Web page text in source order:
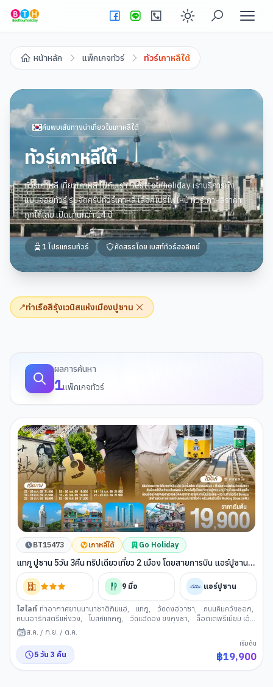
Enable dark
หน้าหลัก แพ็กเกจทัวร์ ทัวร์เกาหลีใต้
ค้นพบเส้นทางน่าเที่ยวในเกาหลีใต้
ทัวร์เกาหลีใต้
ทัวร์เกาหลี เที่ยวเกาหลี ไปกับเรา Besttourholiday เราบริการทั้ง
แบบจอยทัวร์ รับจัดกรุ๊ปทัวร์เกาหลี เลือกโปรไฟไหม้ ทัวร์เกาหลีราคา
ถูกได้เลย เปิดนานกว่า 14 ปี
1 โปรแกรมทัวร์ คัดสรรโดย เบสท์ทัวร์ฮอลิเดย์
📍ท่าเรือสีรุ้งเวนิสแห่งเมืองปูซาน
ผลการค้นหา
1แพ็คเกจทัวร์
BT15473 เกาหลีใต้ Go Holiday
แทกู ปูซาน 5วัน 3คืน ทริปเดียวเที่ยว 2 เมือง โดยสายการบิน แอร์ปูซาน
(BX)
9 มื้อ แอร์ปูซาน
ไฮไลท์ ท่าอากาศยานนานาชาติกิมแฮ, แทกู, วัดดงฮวาซา, ถนนคิมควังซอก,
ถนนอาร์ทสตรีแห่งวง, โบสถ์แทกกู, วัดแฮดอง ยงกุงซา,
ล็อตเตพรีเมียม เอ้
าเล็ , ตลาดนันโพดง
หาดแฮอีนแด
ท่าเรือจังนิม,
ท่าเรือสีรุ้งเวนิสแห่งเมืองปูซาน
ส.ค. / ก.ย. / ต.ค.
5 วัน 3 คืน
เริ่มต้น
฿19,900